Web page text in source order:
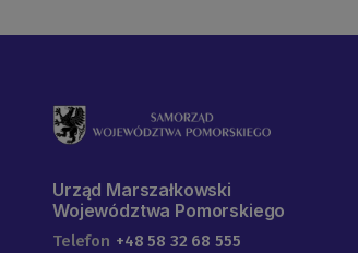
Urząd Marszałkowski
Województwa Pomorskiego
Telefon +48 58 32 68 555